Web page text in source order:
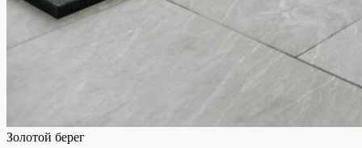
Золотой берег